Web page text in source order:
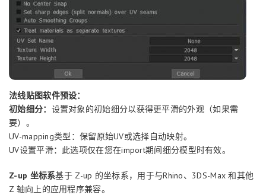
法线贴图软件预设：
初始细分： 设置对象的初始细分以获得更平滑的外观（如果需
要）。
UV-mapping类型：保留原始UV或选择自动映射。
UV设置平滑：此选项仅在您在import期间细分模型时有效。
Z-up 坐标系基于 Z-up 的坐标系，用于与Rhino、3DS-Max 和其他
Z 轴向上的应用程序兼容。